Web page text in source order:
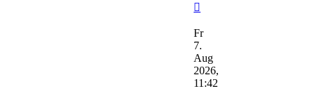
Beitrag
Fr
7.
Aug
2026,
11:42